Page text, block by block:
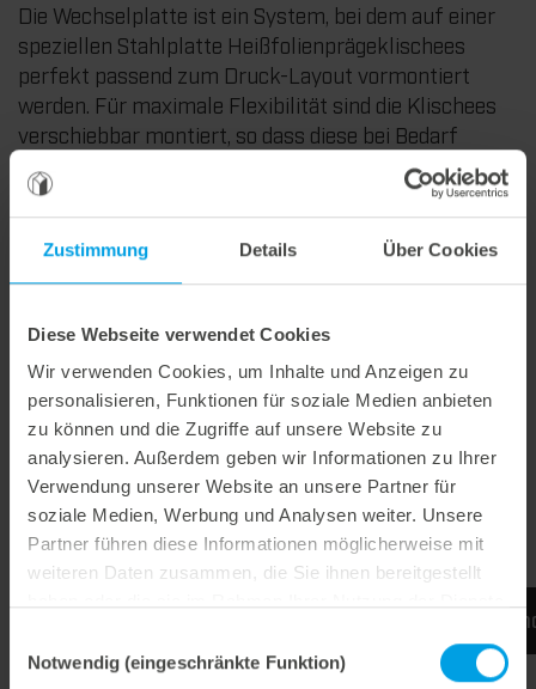
Zustimmung Details Über Cookies
Diese Webseite verwendet Cookies
Wir verwenden Cookies, um Inhalte und Anzeigen zu
personalisieren, Funktionen für soziale Medien anbieten
zu können und die Zugriffe auf unsere Website zu
analysieren. Außerdem geben wir Informationen zu Ihrer
Verwendung unserer Website an unsere Partner für
soziale Medien, Werbung und Analysen weiter. Unsere
Partner führen diese Informationen möglicherweise mit
weiteren Daten zusammen, die Sie ihnen bereitgestellt
Notwendig (eingeschränkte Funktion)
Die Wechselplatte ist ein System, bei dem auf einer
speziellen Stahlplatte Heißfolienprägeklischees
perfekt passend zum Druck-Layout vormontiert
werden. Für maximale Flexibilität sind die Klischees
verschiebbar montiert, so dass diese bei Bedarf
schnell und präzise zum Layout zugerichtet werden
können. Die Archivierung dieser Position sorgt dafür,
dass bei einem Wiederholauftrag nahezu keine
Rüstzeiten entstehen.
reduzierte Rüstzeiten bei Wiederholaufträgen und
reduzierte Rüstzeiten bei Wiederholaufträgen
maximale Flexibilität
Archivierung der Klischees
Mehr Informationen finden Sie auf dem